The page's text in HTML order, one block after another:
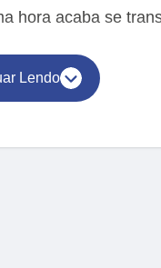
hora acaba se
Lendo